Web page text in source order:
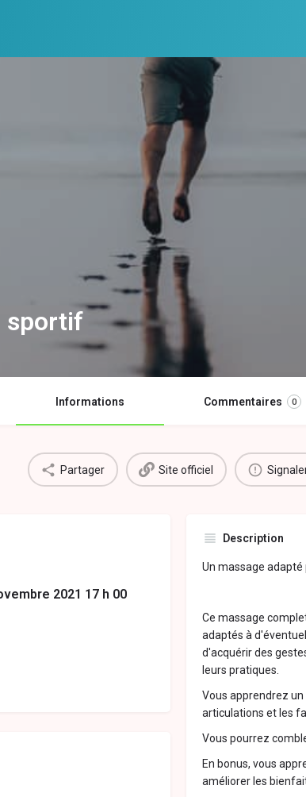
sportif
Informations Commentaires 0
Partager Site officiel
2021 17 h 00
Description
Un massage
Ce massage
adaptés à
d'acquérir des
leurs pratiques.
Vous apprendrez
articulations et les
Vous pourrez
En bonus, vous
améliorer les